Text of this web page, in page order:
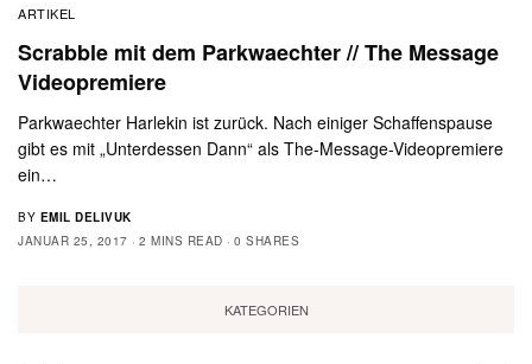
ARTIKEL
Scrabble mit dem Parkwaechter // The Message
Videopremiere
Parkwaechter Harlekin ist zurück. Nach einiger Schaffenspause
gibt es mit „Unterdessen Dann“ als The-Message-Videopremiere
ein…
BY EMIL DELIVUK
JANUAR 25, 2017
2 MINS READ 0 SHARES
KATEGORIEN